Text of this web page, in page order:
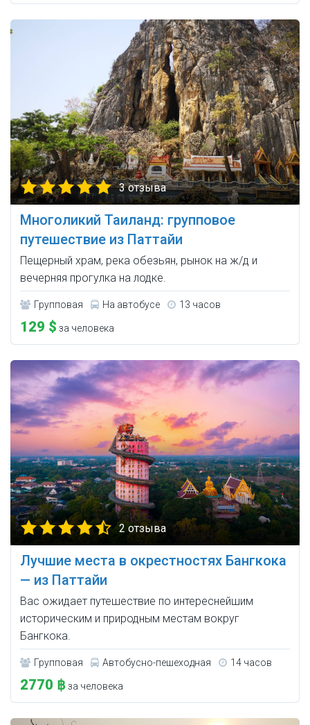
3 отзыва
Многоликий Таиланд: групповое
путешествие из Паттайи
Пещерный храм, река обезьян, рынок на ж/д и
вечерняя прогулка на лодке.
Групповая На автобусе 13 часов
129 $ за человека
2 отзыва
Лучшие места в окрестностях Бангкока
— из Паттайи
Вас ожидает путешествие по интереснейшим
историческим и природным местам вокруг
Бангкока.
Групповая Автобусно-пешеходная 14 часов
2770 ฿за человека